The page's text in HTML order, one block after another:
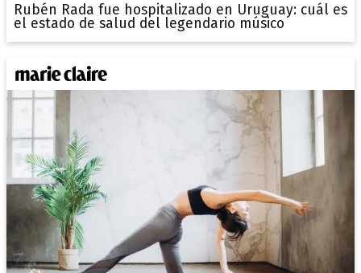
Rubén Rada fue hospitalizado en Uruguay: cuál es
el estado de salud del legendario músico